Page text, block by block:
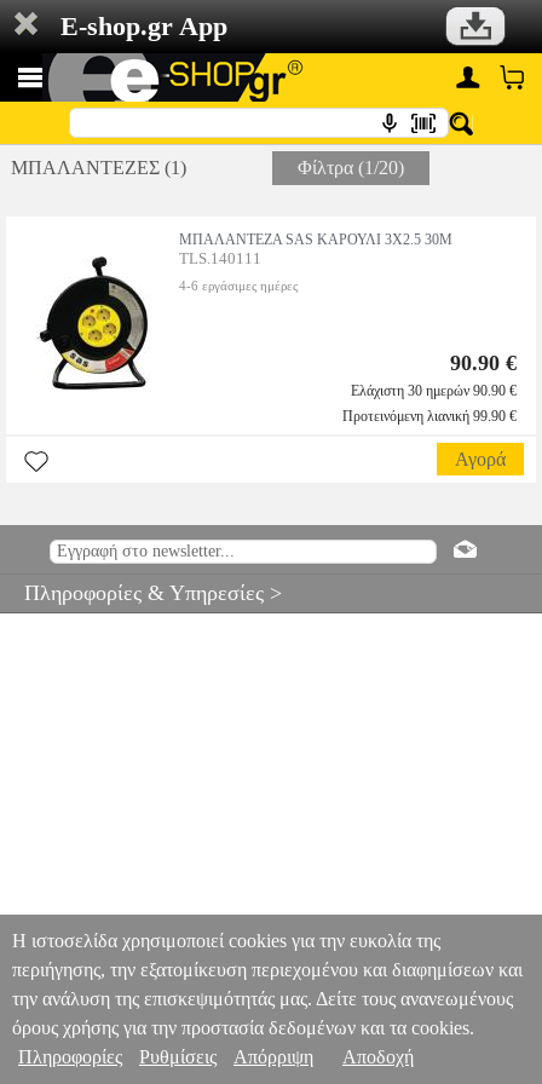
E-shop.gr App
ΜΠΑΛΑΝΤΕΖΕΣ (1) Φίλτρα (1/20)
ΜΠΑΛΑΝΤΕΖΑ SAS ΚΑΡΟΥΛΙ 3Χ2.5 30Μ
TLS.140111
4-6 εργάσιμες ημέρες
90.90 €
Ελάχιστη 30 ημερών 90.90 €
Προτεινόμενη λιανική 99.90 €
Αγορά
Πληροφορίες & Υπηρεσίες >
Η ιστοσελίδα χρησιμοποιεί cookies για την ευκολία της
περιήγησης, την εξατομίκευση περιεχομένου και διαφημίσεων και
την ανάλυση της επισκεψιμότητάς μας. Δείτε τους ανανεωμένους
όρους χρήσης για την προστασία δεδομένων και τα cookies.
Πληροφορίες
Ρυθμίσεις Απόρριψη Αποδοχή